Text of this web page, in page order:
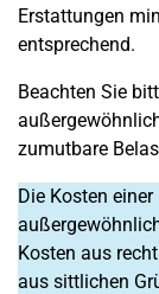
Erstattungen
entsprechend.
Beachten Sie
zumutbare
Die Kosten
Kosten aus
aus sittlichen